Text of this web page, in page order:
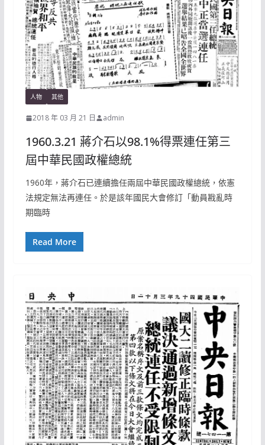
人物 其他
2018 年 03 月 21 日 admin
1960.3.21 蔣介石以98.1%得票連任第三
屆中華民國政權總統
1960年，蔣介石已連續擔任兩屆中華民國政權總統，依憲
法規定無法再連任。於是該年國民大會修訂「動員戡亂時
期臨時
Read More